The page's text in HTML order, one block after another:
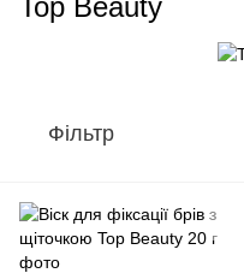
Top Beauty
Фільтр